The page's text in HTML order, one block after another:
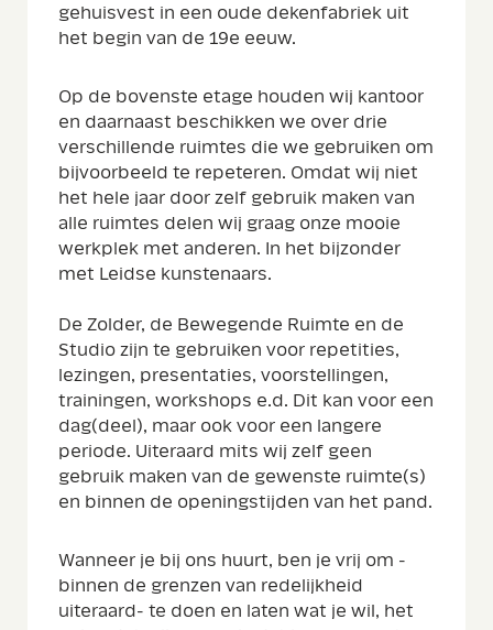
gehuisvest in een oude dekenfabriek uit
het begin van de 19e eeuw.
Op de bovenste etage houden wij kantoor
en daarnaast beschikken we over drie
verschillende ruimtes die we gebruiken om
bijvoorbeeld te repeteren. Omdat wij niet
het hele jaar door zelf gebruik maken van
alle ruimtes delen wij graag onze mooie
werkplek met anderen. In het bijzonder
met Leidse kunstenaars.
De Zolder, de Bewegende Ruimte en de
Studio zijn te gebruiken voor repetities,
lezingen, presentaties, voorstellingen,
trainingen, workshops e.d. Dit kan voor een
dag(deel), maar ook voor een langere
periode. Uiteraard mits wij zelf geen
gebruik maken van de gewenste ruimte(s)
en binnen de openingstijden van het pand.
Wanneer je bij ons huurt, ben je vrij om -
binnen de grenzen van redelijkheid
uiteraard- te doen en laten wat je wil, het